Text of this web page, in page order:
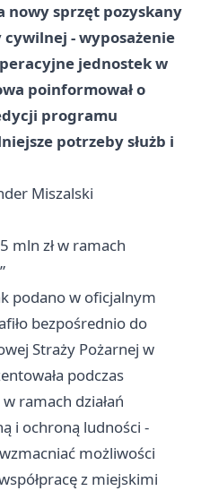
nowy sprzęt pozyskany
- wyposażenie
jednostek w
poinformował o
programu
potrzeby służb i
Miszalski
mln zł w ramach
podano w oficjalnym
bezpośrednio do
Straży Pożarnej w
podczas
ramach działań
i ochroną ludności -
możliwości
z miejskimi